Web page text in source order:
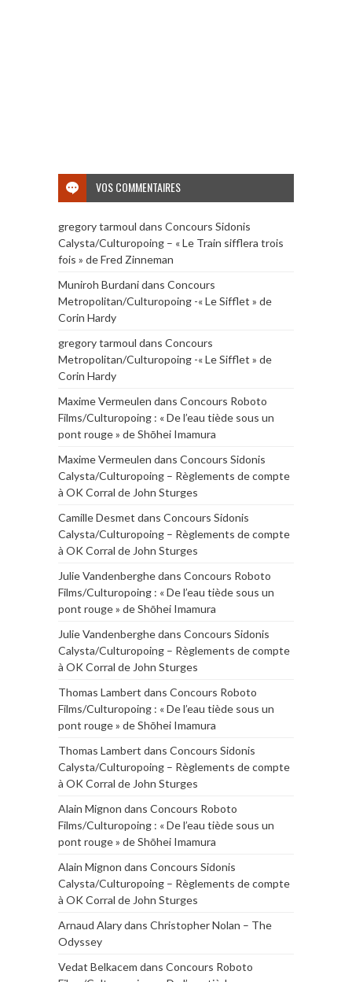
VOS COMMENTAIRES
gregory tarmoul dans Concours Sidonis
Calysta/Culturopoing – « Le Train sifflera trois
fois » de Fred Zinneman
Muniroh Burdanidans Concours
Metropolitan/Culturopoing -« Le Sifflet » de
Corin Hardy
gregory tarmoul dans Concours
Metropolitan/Culturopoing -« Le Sifflet » de
Corin Hardy
Maxime Vermeulen dans Concours Roboto
Films/Culturopoing : « De l’eau tiède sous un
pont rouge » de Shōhei Imamura
Maxime Vermeulen dans Concours Sidonis
Calysta/Culturopoing – Règlements de compte
à OK Corral de John Sturges
Camille Desmet dans Concours Sidonis
Calysta/Culturopoing – Règlements de compte
à OK Corral de John Sturges
Julie Vandenberghedans Concours Roboto
Films/Culturopoing : « De l’eau tiède sous un
pont rouge » de Shōhei Imamura
Julie Vandenberghedans Concours Sidonis
Calysta/Culturopoing – Règlements de compte
à OK Corral de John Sturges
Thomas Lambert dans Concours Roboto
Films/Culturopoing : « De l’eau tiède sous un
pont rouge » de Shōhei Imamura
Thomas Lambert dans Concours Sidonis
Calysta/Culturopoing – Règlements de compte
à OK Corral de John Sturges
Alain Mignon dans Concours Roboto
Films/Culturopoing : « De l’eau tiède sous un
pont rouge » de Shōhei Imamura
Alain Mignon dans Concours Sidonis
Calysta/Culturopoing – Règlements de compte
à OK Corral de John Sturges
Arnaud Alarydans Christopher Nolan – The
Odyssey
Vedat Belkacem dans Concours Roboto